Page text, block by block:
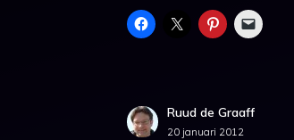
Ruud de Graaff
20 januari 2012